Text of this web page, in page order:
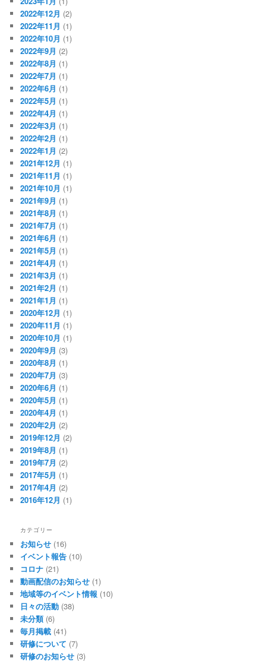
2022年12月 (2)
2022年11月 (1)
2022年10月 (1)
2022年9月 (2)
2022年8月 (1)
2022年7月 (1)
2022年6月 (1)
2022年5月 (1)
2022年4月 (1)
2022年3月 (1)
2022年2月 (1)
2022年1月 (2)
2021年12月 (1)
2021年11月 (1)
2021年10月 (1)
2021年9月 (1)
2021年8月 (1)
2021年7月 (1)
2021年6月 (1)
2021年5月 (1)
2021年4月 (1)
2021年3月 (1)
2021年2月 (1)
2021年1月 (1)
2020年12月 (1)
2020年11月 (1)
2020年10月 (1)
2020年9月 (3)
2020年8月 (1)
2020年7月 (3)
2020年6月 (1)
2020年5月 (1)
2020年4月 (1)
2020年2月 (2)
2019年12月 (2)
2019年8月 (1)
2019年7月 (2)
2017年5月 (1)
2017年4月 (2)
2016年12月 (1)
カテゴリー
お知らせ (16)
イベント報告 (10)
コロナ (21)
動画配信のお知らせ (1)
地域等のイベント情報 (10)
日々の活動 (38)
未分類(6)
毎月掲載 (41)
研修について (7)
研修のお知らせ (3)